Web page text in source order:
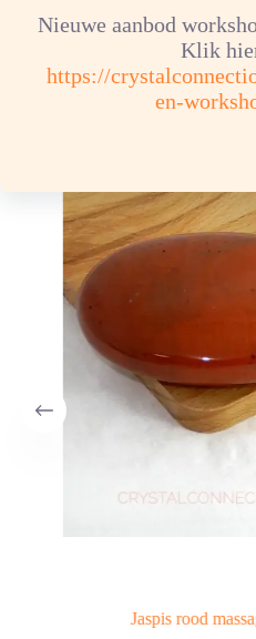
Nieuwe aanbod
Klik
https://
en-
Chemische samenstelling: SiO2
Kleur: groen
Jaspis rood